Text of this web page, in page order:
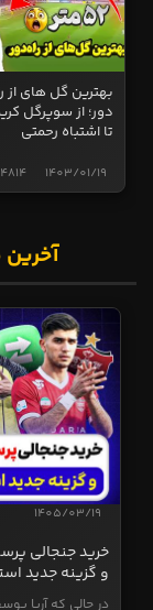
بهترین گل های از
دور؛ از سوپرگل
تا اشتباه رحمتی
14814 1403/01/19
آخرین
1405/03/19
خرید جنجالی
و گزینه جدید
در حالی که آریا